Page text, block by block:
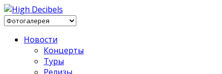
Новости
Концерты
Туры